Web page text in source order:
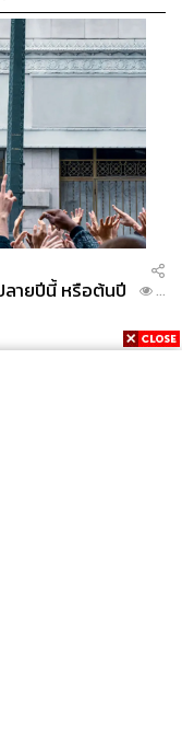
ลายปีนี้ หรือต้นปี
...